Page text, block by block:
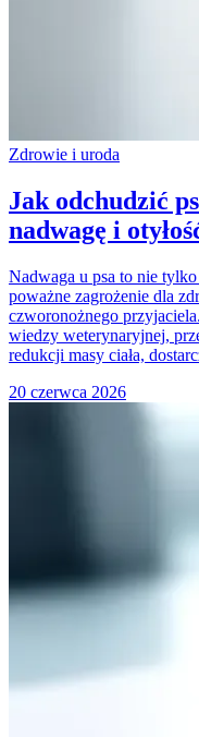
Zdrowie i uroda
Jak odchudzić
nadwagę i
Nadwaga u psa to nie
poważne zagrożenie dla
czworonożnego
wiedzy weterynaryjnej,
redukcji masy ciała,
20 czerwca 2026